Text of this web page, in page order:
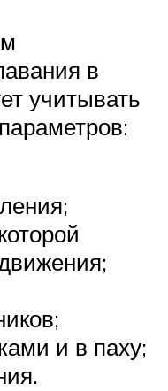
в
учитывать
и в паху;